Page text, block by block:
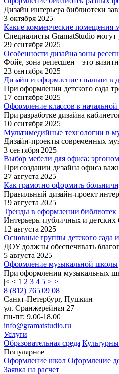
Дизайн интерьера библиотеки
3 октября 2025
Какие коммерческие помещения
Специалисты GramatStudio могут
29 сентября 2025
Особенности дизайна зоны
Фойе, зона репесшен – это
23 сентября 2025
Дизайн и оформление спальни в
При оформлении детского сада
17 сентября 2025
Оформление классов в
При разработке дизайна
10 сентября 2025
Мультимедийные технологии в
Дизайн-проекты современных
3 сентября 2025
Выбор мебели для офиса:
При создании дизайна офиса
27 августа 2025
Как грамотно оформить
Правильный дизайн-проект
19 августа 2025
Тренды в оформлении библиотек
Интерьеры публичных и детских
12 августа 2025
Основные группы детского сада
ДОУ должны обеспечивать
5 августа 2025
Оформление музыкальной школы
При оформлении музыкальных
|< < 1 2 3 4 5 > >|
8 (812) 765 09 08
Санкт-Петербург, Пушкин
ул. Оранжерейная 27
пн-пт: 9.00-18.00
info@gramatstudio.ru
Услуги
Образовательная среда
Популярное
Оформление школ Оформление
Заявка на расчет